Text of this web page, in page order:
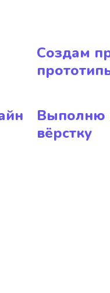
Создам
Выполню
вёрстку